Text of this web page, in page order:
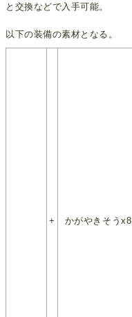
と交換などで入手可能。
以下の装備の素材となる。
+ かがやきそうx8